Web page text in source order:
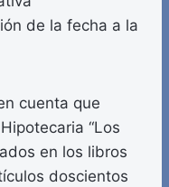
de la fecha a la
cuenta que
“Los
en los libros
doscientos